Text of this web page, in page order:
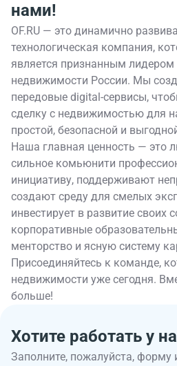
нами!
OF.RU — это динамично
технологическая компания,
является признанным
недвижимости России. Мы
передовые digital-сервисы,
сделку с недвижимостью для
простой, безопасной и
Наша главная ценность — это
сильное комьюнити
инициативу, поддерживают
создают среду для смелых
инвестирует в развитие своих
корпоративные
менторство и ясную систему
Присоединяйтесь к команде,
недвижимости уже сегодня.
больше!
Хотите работать у
Заполните, пожалуйста, форму